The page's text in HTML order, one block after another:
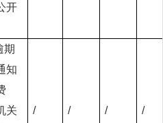
开
期
知
关
/ / / /